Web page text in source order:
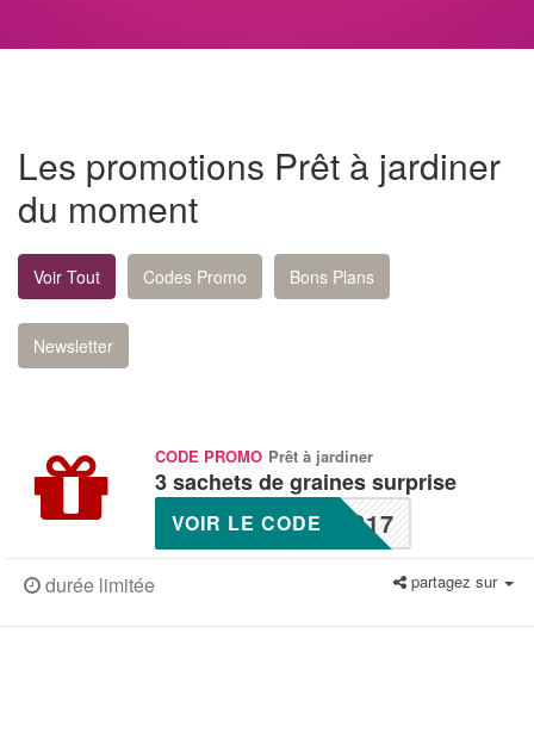
Les promotions Prêt à jardiner
du moment
Voir Tout Codes Promo Bons Plans
Newsletter
CODE PROMO Prêt à jardiner
3 sachets de graines surprise
S17
VOIR LE CODE
durée limitée partagez sur